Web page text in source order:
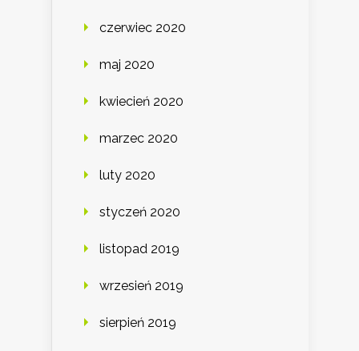
czerwiec 2020
maj 2020
kwiecień 2020
marzec 2020
luty 2020
styczeń 2020
listopad 2019
wrzesień 2019
sierpień 2019